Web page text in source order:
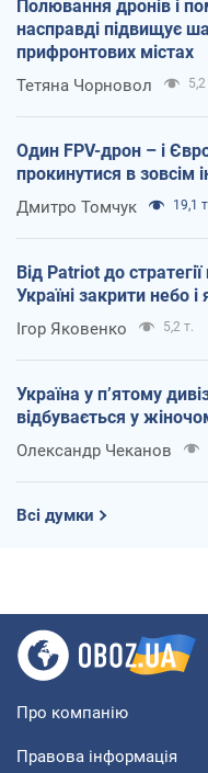
Полювання дронів і
насправді підвищує
прифронтових містах
Тетяна Чорновол 5,2
Один FPV-дрон – і
прокинутися в зовсім
Дмитро Томчук 19,1
Від Patriot до
Україні закрити небо
Ігор Яковенко 5,2 т.
Україна у п’ятому
відбувається у
Олександр Чеканов
Всі думки
Про компанію
Правова інформація